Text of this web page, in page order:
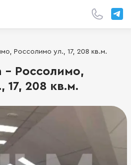
Россолимо ул., 17, 208 кв.м.
- Россолимо,
17, 208 кв.м.